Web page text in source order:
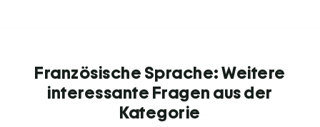
Französische Sprache: Weitere
interessante Fragen aus der
Kategorie